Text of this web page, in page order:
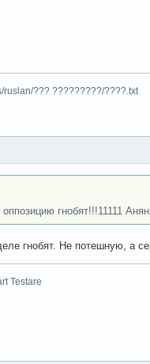
ruslan/??? ?????????/????.txt
гнобят!!!11111
гнобят. Не потешную, а
Testare